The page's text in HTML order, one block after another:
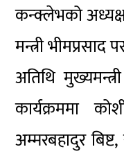
कन्क्लेभको
मन्त्री
अतिथि
कार्यक्रममा
अम्मरबहादुर